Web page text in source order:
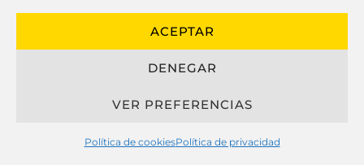
ACEPTAR
DENEGAR
VER PREFERENCIAS
Política de cookiesPolítica de privacidad
personalizadas ha cambiado de
manera significativa, fusionando
estética, practicidad y longevidad para
crear espacios únicos que se ajustan
perfectamente al modo de vida de sus